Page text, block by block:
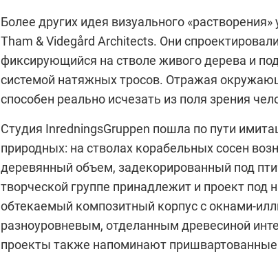
Более других идея визуального
Tham & Videgård Architects. Они
фиксирующийся на стволе живого дерева и
системой натяжных тросов. Отражая
способен реально исчезать из поля зрения
Студия InredningsGruppen пошла по пути
природных: на стволах корабельных сосен
деревянный объем, задекорированный под
творческой группе принадлежит и проект под
обтекаемый композитный корпус с окнами-
разноуровневым, отделанным древесиной
проекты также напоминают